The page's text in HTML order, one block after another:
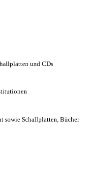
und CDs
sowie Schallplatten, Bücher